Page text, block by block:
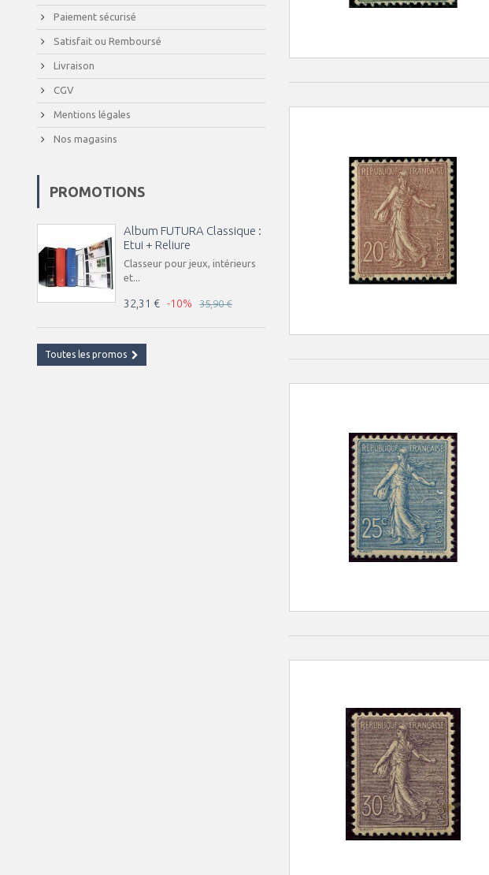
Paiement sécurisé
Satisfait ou Remboursé
Livraison
CGV
Mentions légales
Nos magasins
PROMOTIONS
Album FUTURA Classique :
Etui + Reliure
Classeur pour jeux, intérieurs
et...
32,31 € -10% 35,90 €
Toutes les promos